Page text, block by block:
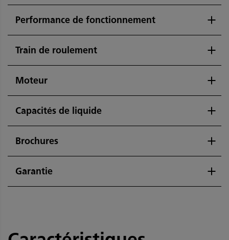
Performance de fonctionnement
Train de roulement
Moteur
Capacités de liquide
Brochures
Garantie